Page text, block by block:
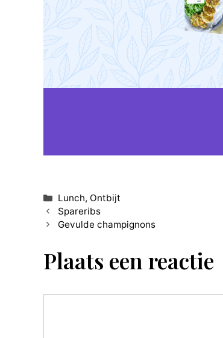
Categorieën
Lunch, Ontbijt
Spareribs
Gevulde champignons
Plaats een reactie